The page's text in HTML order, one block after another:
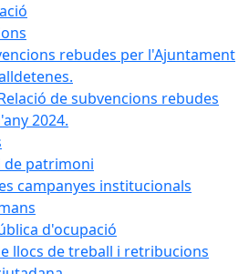
rebudes per l'Ajuntament
de subvencions rebudes
2024.
de patrimoni
campanyes institucionals
d'ocupació
llocs de treball i retribucions